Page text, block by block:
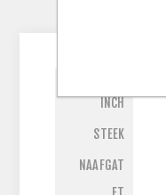
INCH
STEEK
NAAFGAT